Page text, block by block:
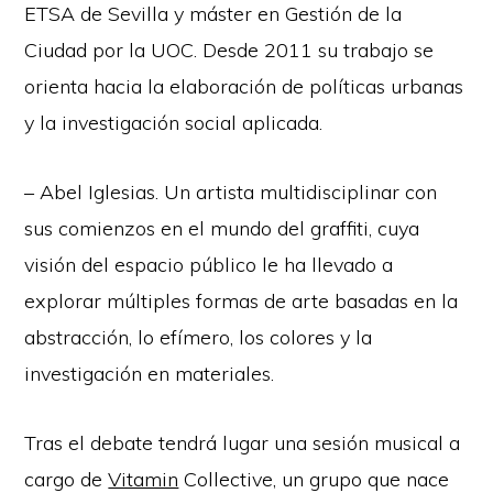
ETSA de Sevilla y máster en Gestión de la
Ciudad por la UOC. Desde 2011 su trabajo se
orienta hacia la elaboración de políticas urbanas
y la investigación social aplicada.
– Abel Iglesias. Un artista multidisciplinar con
sus comienzos en el mundo del graffiti, cuya
visión del espacio público le ha llevado a
explorar múltiples formas de arte basadas en la
abstracción, lo efímero, los colores y la
investigación en materiales.
Tras el debate tendrá lugar una sesión musical a
cargo deVitamin Collective, un grupo que nace